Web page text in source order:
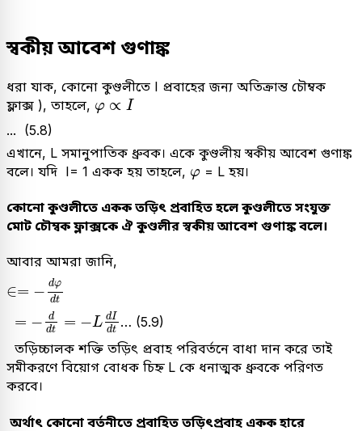
স্বকীয় আবেশ গুণাঙ্ক
ধরা যাক, কোনো কুণ্ডলীতে I প্রবাহের জন্য অতিক্রান্ত চৌম্বক
ফ্লাক্স ), তাহলে, φ ∝ I
φ∝I
... (5.8)
এখানে, L সমানুপাতিক ধ্রুবক। একে কুণ্ডলীয় স্বকীয় আবেশ গুণাঙ্ক
বলে। যদি I= 1 একক হয় তাহলে, φ
φ = L হয়।
কোনো কুণ্ডলীতে একক তড়িৎ প্রবাহিত হলে কুণ্ডলীতে সংযুক্ত
মোট চৌম্বক ফ্লাক্সকে ঐ কুণ্ডলীর স্বকীয় আবেশ গুণাঙ্ক বলে।
আবার আমরা জানি,
∈= − dφ
dt
φd
= −
d
dt = −L dI
dt
dt Id t
… (5.9)
তড়িচ্চালক শক্তি তড়িৎ প্রবাহ পরিবর্তনে বাধা দান করে তাই
সমীকরণে বিয়োগ বোধক চিহ্ন L কে ধনাত্মক ধ্রুবকে পরিণত
করবে।
অর্থাৎ কোনো বর্তনীতে প্রবাহিত তড়িৎপ্রবাহ একক হারে